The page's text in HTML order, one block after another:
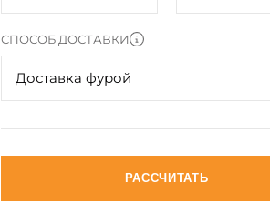
СПОСОБ ДОСТАВКИ
Доставка фурой
РАССЧИТАТЬ